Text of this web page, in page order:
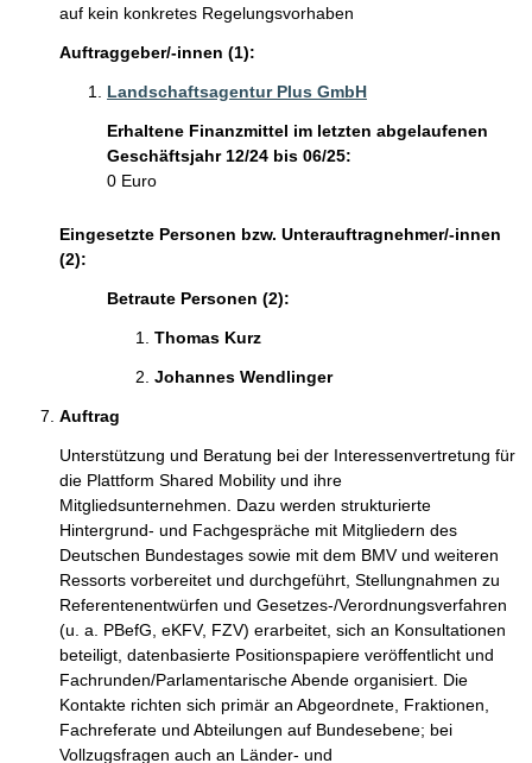
auf kein konkretes Regelungsvorhaben
Auftraggeber/-innen (1):
Landschaftsagentur Plus GmbH
Erhaltene Finanzmittel im letzten abgelaufenen
Geschäftsjahr 12/24 bis 06/25:
0 Euro
Eingesetzte Personen bzw. Unterauftragnehmer/-innen
(2):
Betraute Personen (2):
Thomas Kurz
Johannes Wendlinger
Auftrag
Unterstützung und Beratung bei der Interessenvertretung für
die Plattform Shared Mobility und ihre
Mitgliedsunternehmen. Dazu werden strukturierte
Hintergrund- und Fachgespräche mit Mitgliedern des
Deutschen Bundestages sowie mit dem BMV und weiteren
Ressorts vorbereitet und durchgeführt, Stellungnahmen zu
Referentenentwürfen und Gesetzes-/Verordnungsverfahren
(u. a. PBefG, eKFV, FZV) erarbeitet, sich an Konsultationen
beteiligt, datenbasierte Positionspapiere veröffentlicht und
Fachrunden/Parlamentarische Abende organisiert. Die
Kontakte richten sich primär an Abgeordnete, Fraktionen,
Fachreferate und Abteilungen auf Bundesebene; bei
Vollzugsfragen auch an Länder- und